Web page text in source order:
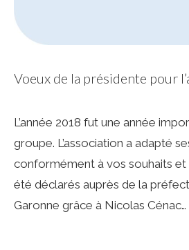
Voeux de la présidente pour
L’année 2018 fut une année
groupe. L’association a adapté
conformément à vos souhaits
été déclarés auprès de la
Garonne grâce à Nicolas Cénac…